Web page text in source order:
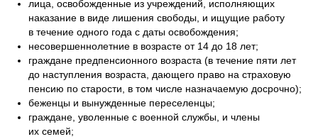
лица, освобожденные из учреждений, исполняющих
наказание в виде лишения свободы, и ищущие работу
в течение одного года с даты освобождения;
несовершеннолетние в возрасте от 14 до 18 лет;
граждане предпенсионного возраста (в течение пяти лет
до наступления возраста, дающего право на страховую
пенсию по старости, в том числе назначаемую досрочно);
беженцы и вынужденные переселенцы;
граждане, уволенные с военной службы, и члены
их семей;